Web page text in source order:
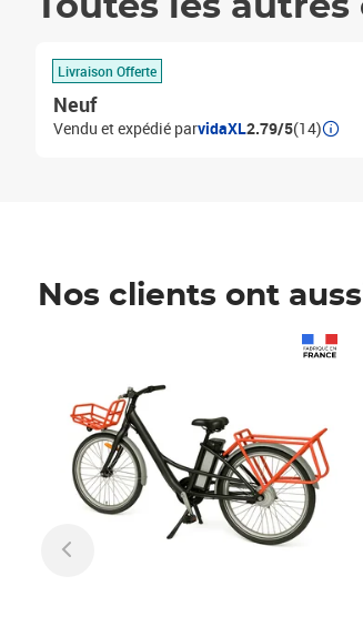
Livraison Offerte
Neuf
Vendu et expédié parvidaXL2.79/5(14)
Nos clients ont